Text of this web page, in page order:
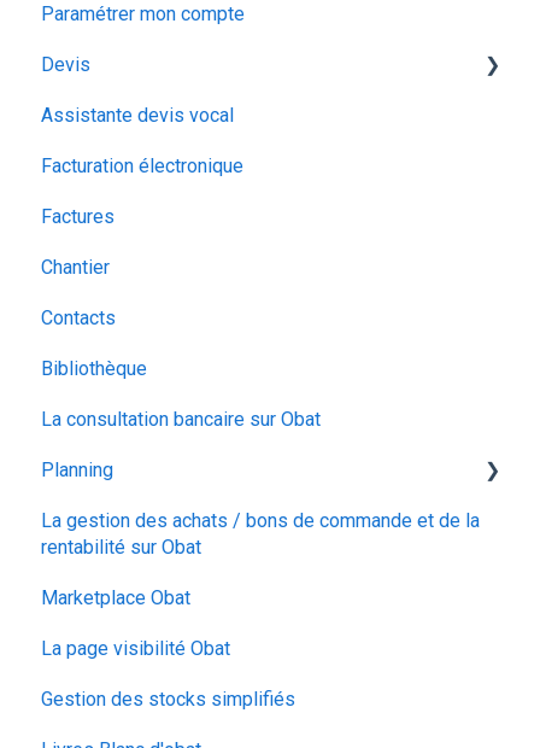
Paramétrer mon compte
Devis
Vos clients
La gestion des déchets
Les options du devis
Organiser votre devis
Ajouter des éléments chiffrés
Le bordereau de chantier
La signature électronique
Assistante devis vocal
Facturation électronique
Factures
Chantier
Contacts
Bibliothèque
La consultation bancaire sur Obat
Planning
Planning
La gestion des achats / bons de commande et de la
rentabilité sur Obat
Marketplace Obat
La page visibilité Obat
Gestion des stocks simplifiés